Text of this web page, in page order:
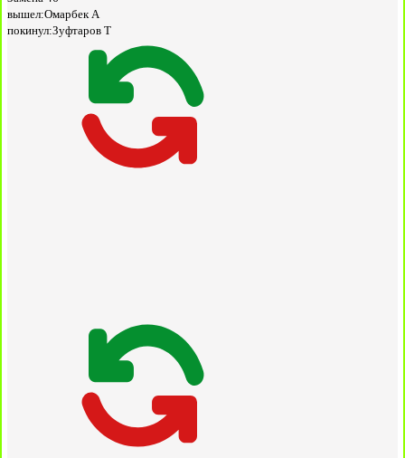
вышел:Омарбек А
покинул:Зуфтаров Т